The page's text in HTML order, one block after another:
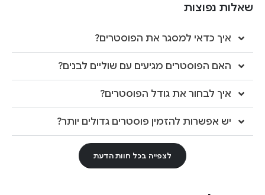
שאלות נפוצות
איך כדאי למסגר את הפוסטרים?
האם הפוסטרים מגיעים עם שוליים לבנים?
איך לבחור את גודל הפוסטרים?
יש אפשרות להזמין פוסטרים גדולים יותר?
לצפייה בכל חוות הדעת